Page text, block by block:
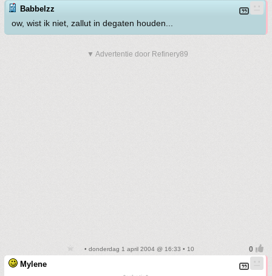
Babbelzz
ow, wist ik niet, zallut in degaten houden...
▼ Advertentie door Refinery89
• donderdag 1 april 2004 @ 16:33 • 10
Mylene